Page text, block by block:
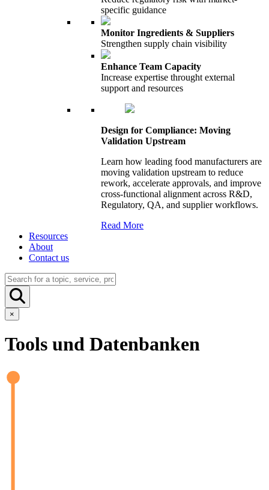
specific guidance
Monitor Ingredients & Suppliers
Strengthen supply chain visibility
Enhance Team Capacity
Increase expertise throught external
support and resources
Design for Compliance: Moving
Validation Upstream
Learn how leading food manufacturers are
moving validation upstream to reduce
rework, accelerate approvals, and improve
cross-functional alignment across R&D,
Regulatory, QA, and supplier workflows.
Read More
Resources
About
Contact us
×
Tools und Datenbanken